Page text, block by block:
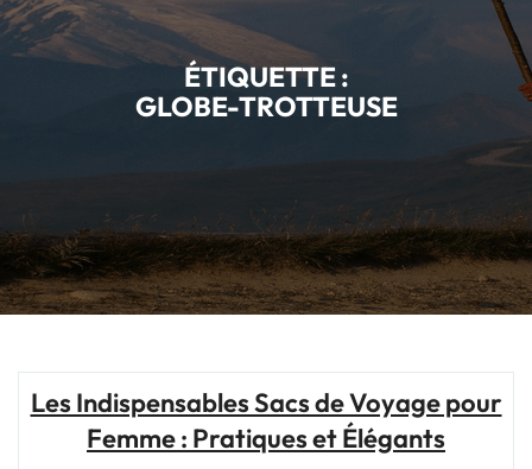
ÉTIQUETTE :
GLOBE-TROTTEUSE
Les Indispensables Sacs de Voyage pour
Femme : Pratiques et Élégants